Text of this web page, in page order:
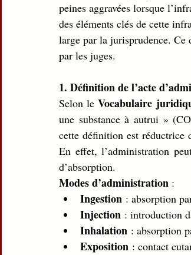
peines aggravées lorsque
des éléments clés de cette
large par la jurisprudence. Ce
par les juges.
1. Définition de l’acte
Selon le Vocabulaire
une substance à autrui »
cette définition est réductrice
En effet, l’administration
d’absorption.
Modes d’administration :
Ingestion : absorption
Injection : introduction
Inhalation : absorption
Exposition : contact